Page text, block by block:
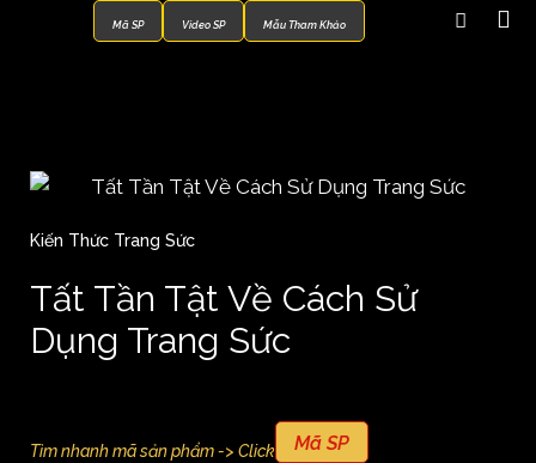
Mã SP Video SP Mẫu Tham Khảo
Kiến Thức Trang Sức
Tất Tần Tật Về Cách Sử
Dụng Trang Sức
Tìm nhanh mã sản phẩm -> Click Mã SP